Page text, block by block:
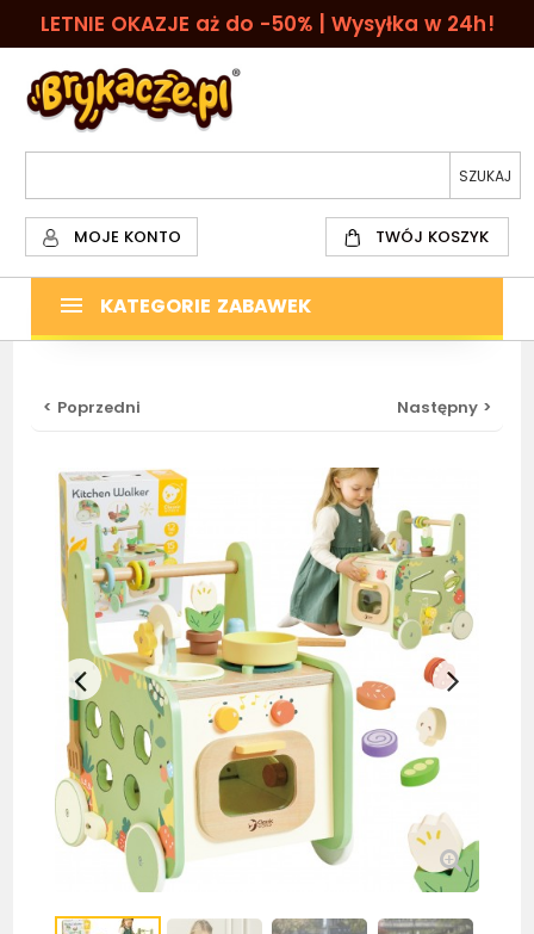
LETNIE OKAZJE aż do -50% | Wysyłka w 24h!
MOJE KONTO TWÓJ KOSZYK
KATEGORIE ZABAWEK
< Poprzedni Następny >